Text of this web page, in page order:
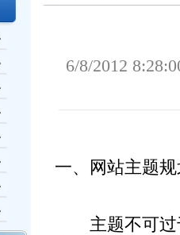
6/8/2012
一、网站主题
主题不可过于